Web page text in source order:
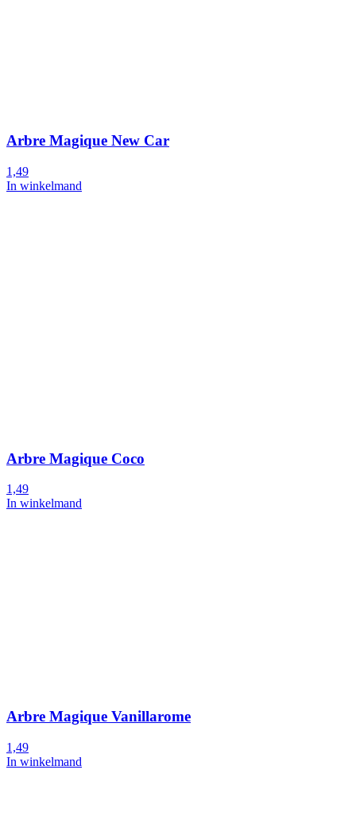
Arbre Magique New Car
1,49
In winkelmand
Arbre Magique Coco
1,49
In winkelmand
Arbre Magique Vanillarome
1,49
In winkelmand